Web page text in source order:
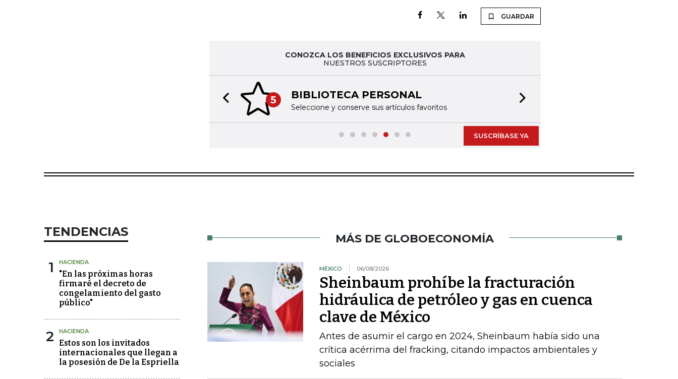
GUARDAR
CONOZCA LOS BENEFICIOS EXCLUSIVOS PARA
NUESTROS SUSCRIPTORES
5 BIBLIOTECA PERSONAL
Seleccione y conserve sus artículos favoritos
Previous slide
SUSCRÍBASE YA
TENDENCIAS
1 HACIENDA
"En las próximas horas
firmaré el decreto de
congelamiento del gasto
público"
2 HACIENDA
Estos son los invitados
internacionales que llegan a
la posesión de De la Espriella
MÁS DE GLOBOECONOMÍA
MÉXICO 06/08/2026
Sheinbaum prohíbe la fracturación
hidráulica de petróleo y gas en cuenca
clave de México
Antes de asumir el cargo en 2024, Sheinbaum había sido una
crítica acérrima del fracking, citando impactos ambientales y
sociales